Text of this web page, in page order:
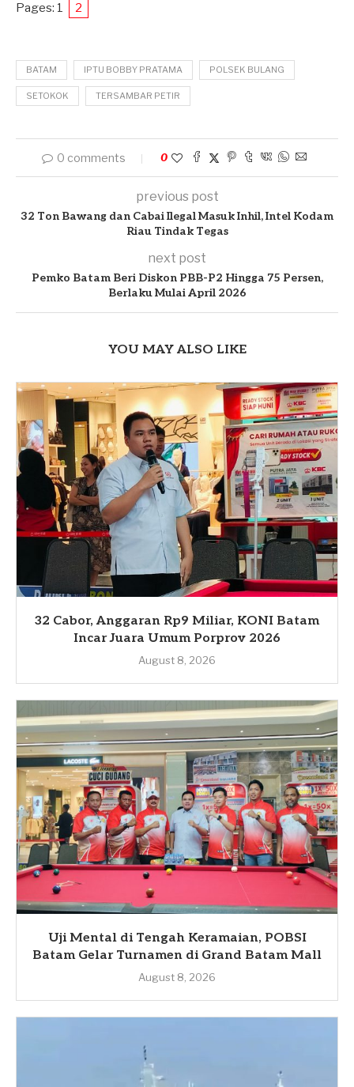
Pages: 1 2
BATAM IPTU BOBBY PRATAMA POLSEK BULANG
SETOKOK TERSAMBAR PETIR
0 comments 0
previous post
32 Ton Bawang dan Cabai Ilegal Masuk Inhil, Intel Kodam
Riau Tindak Tegas
next post
Pemko Batam Beri Diskon PBB-P2 Hingga 75 Persen,
Berlaku Mulai April 2026
YOU MAY ALSO LIKE
32 Cabor, Anggaran Rp9 Miliar, KONI Batam
Incar Juara Umum Porprov 2026
August 8, 2026
Uji Mental di Tengah Keramaian, POBSI
Batam Gelar Turnamen di Grand Batam Mall
August 8, 2026